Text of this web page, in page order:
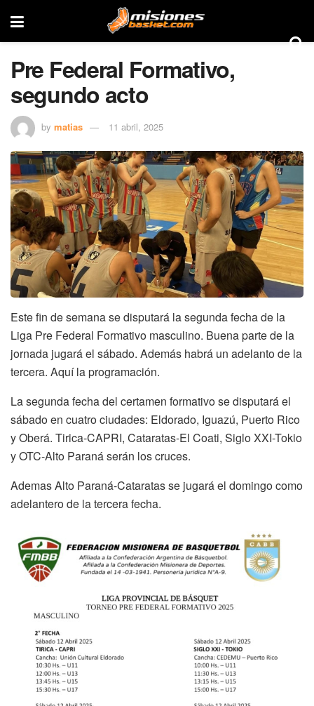
Pre Federal Formativo,
segundo acto
by matias 11 abril, 2025
Este fin de semana se disputará la segunda fecha de la
Liga Pre Federal Formativo masculino. Buena parte de la
jornada jugará el sábado. Además habrá un adelanto de la
tercera. Aquí la programación.
La segunda fecha del certamen formativo se disputará el
sábado en cuatro ciudades: Eldorado, Iguazú, Puerto Rico
y Oberá. Tirica-CAPRI, Cataratas-El Coati, Siglo XXI-Tokio
y OTC-Alto Paraná serán los cruces.
Ademas Alto Paraná-Cataratas se jugará el domingo como
adelantero de la tercera fecha.